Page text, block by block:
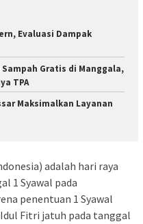
Evaluasi Dampak
Gratis di Manggala,
TPA
Maksimalkan Layanan
adalah hari raya
1 Syawal pada
penentuan 1 Syawal
Fitri jatuh pada tanggal